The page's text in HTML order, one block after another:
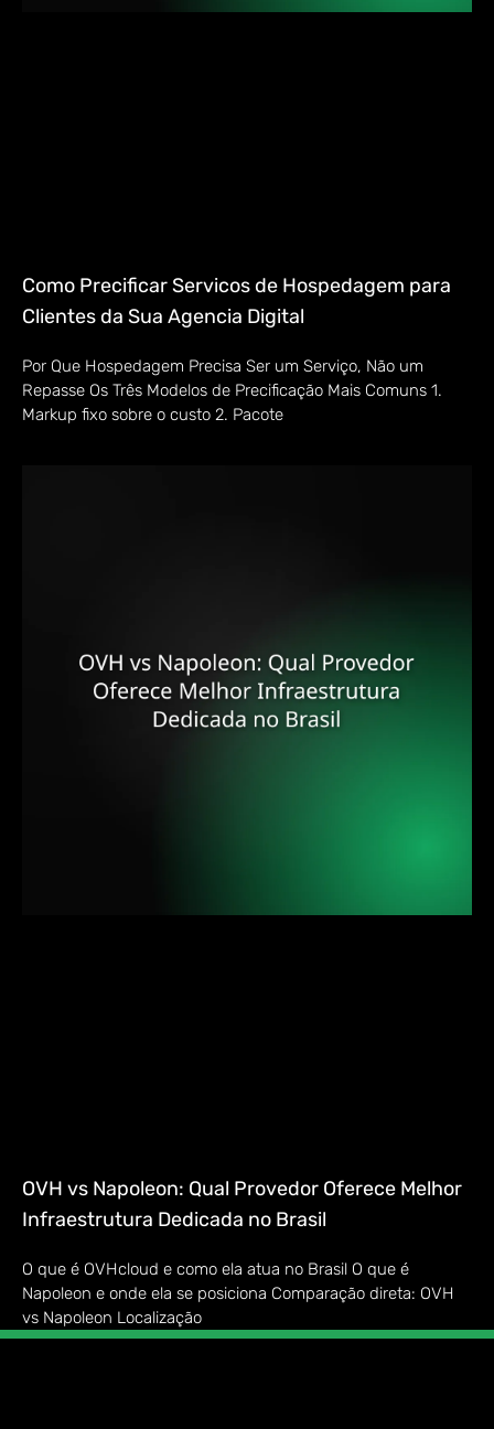
Como Precificar Servicos de Hospedagem para
Clientes da Sua Agencia Digital
Por Que Hospedagem Precisa Ser um Serviço, Não um
Repasse Os Três Modelos de Precificação Mais Comuns 1.
Markup fixo sobre o custo 2. Pacote
OVH vs Napoleon: Qual Provedor Oferece Melhor
Infraestrutura Dedicada no Brasil
O que é OVHcloud e como ela atua no Brasil O que é
Napoleon e onde ela se posiciona Comparação direta: OVH
vs Napoleon Localização